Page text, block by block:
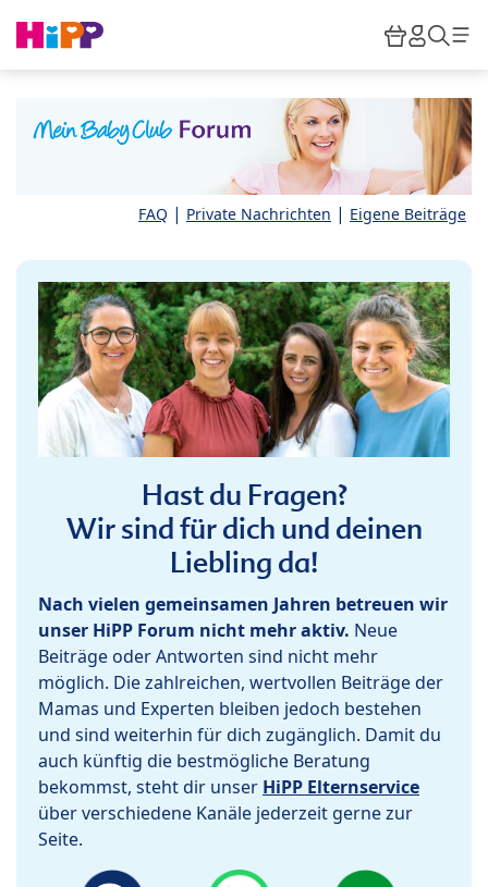
HiPP
FAQ | Private Nachrichten | Eigene Beiträge
Hast du Fragen?
Wir sind für dich und deinen
Liebling da!
Nach vielen gemeinsamen Jahren betreuen wir
unser HiPP Forum nicht mehr aktiv. Neue
Beiträge oder Antworten sind nicht mehr
möglich. Die zahlreichen, wertvollen Beiträge der
Mamas und Experten bleiben jedoch bestehen
und sind weiterhin für dich zugänglich. Damit du
auch künftig die bestmögliche Beratung
bekommst, steht dir unser HiPP Elternservice
über verschiedene Kanäle jederzeit gerne zur
Seite.